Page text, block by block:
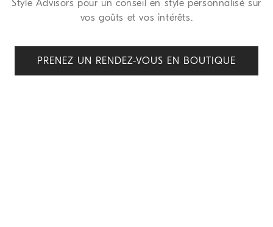
Style Advisors pour un conseil en style personnalisé sur
vos goûts et vos intérêts.
PRENEZ UN RENDEZ-VOUS EN BOUTIQUE